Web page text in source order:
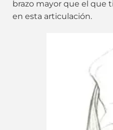
brazo mayor que el que
en esta articulación.